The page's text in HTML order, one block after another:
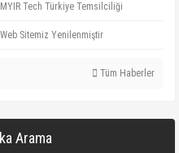
MYIR Tech Türkiye Temsilciliği
Web Sitemiz Yenilenmiştir
Tüm Haberler
Arama